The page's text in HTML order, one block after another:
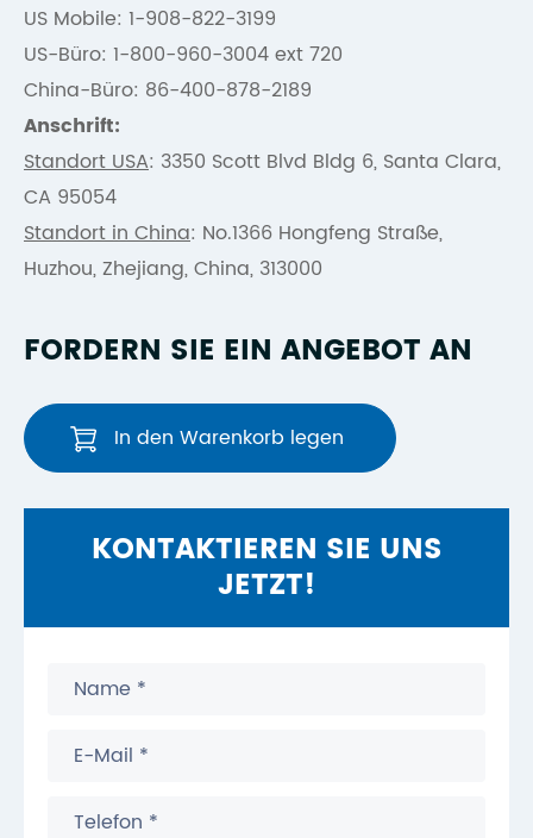
US Mobile: 1-908-822-3199
US-Büro: 1-800-960-3004 ext 720
China-Büro: 86-400-878-2189
Anschrift:
Standort USA: 3350 Scott Blvd Bldg 6, Santa Clara,
CA 95054
Standort in China: No.1366 Hongfeng Straße,
Huzhou, Zhejiang, China, 313000
FORDERN SIE EIN ANGEBOT AN
In den Warenkorb legen
KONTAKTIEREN SIE UNS
JETZT!